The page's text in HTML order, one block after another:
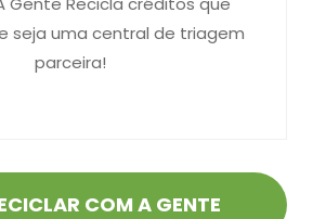
seja uma central de triagem
parceira!
COM A GENTE